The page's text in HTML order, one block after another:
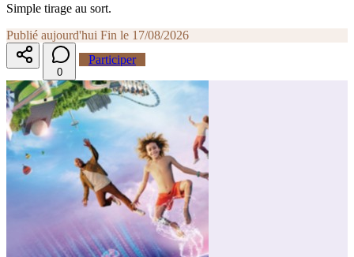
Simple tirage au sort.
Publié aujourd'hui Fin le 17/08/2026
0
Participer